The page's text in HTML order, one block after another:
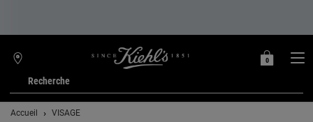
Recherche
TROUVER
BOUTIQUE
MON
0
0 PRODUIT
Main content
Accueil VISAGE